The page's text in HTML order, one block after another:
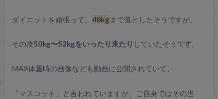
ダイエットを頑張って、 48kg まで落としたそうですが、
その後50kg〜52kgをいったり来たり していたそうです。
MAX体重時の画像なども動画に公開されていて、
「マスコット」と言われていますが、ご自身ではその当